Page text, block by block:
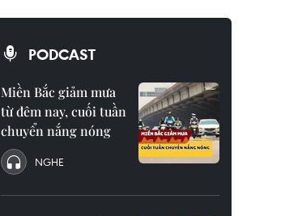
PODCAST
Miền Bắc giảm mưa
từ đêm nay, cuối tuần
chuyển nắng nóng
NGHE